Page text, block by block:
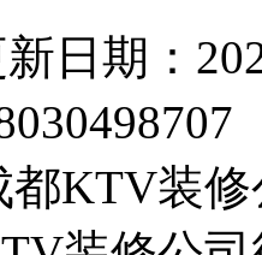
新日期：
KTV装